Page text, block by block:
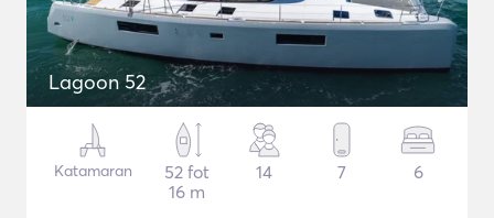
Lagoon 52
Katamaran
52 fot
16 m
14 7 6